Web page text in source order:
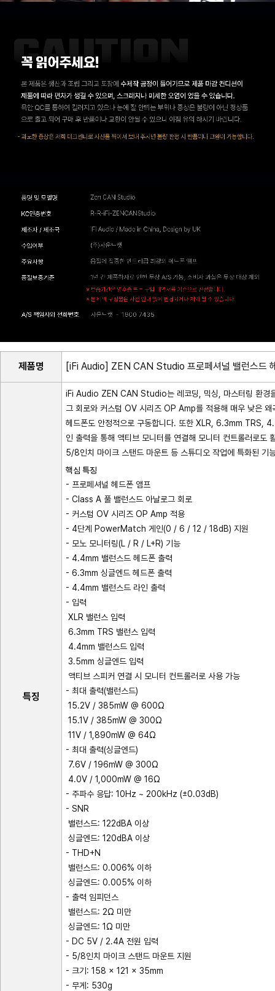
제품명 [iFi Audio] ZEN CAN Studio 프로페셔널 밸런스드
특징
iFi Audio ZEN CAN Studio는 레코딩, 믹싱, 마스터링 환경
그 회로와 커스텀 OV 시리즈 OP Amp를 적용해 매우 낮은
헤드폰도 안정적으로 구동합니다. 또한 XLR, 6.3mm TRS,
인 출력을 통해 액티브 모니터를 연결해 모니터 컨트롤러로
5/8인치 마이크 스탠드 마운트 등 스튜디오 작업에 특화된 기
핵심 특징
- 프로페셔널 헤드폰 앰프
- Class A 풀 밸런스드 아날로그 회로
- 커스텀 OV 시리즈 OP Amp 적용
- 4단계 PowerMatch 게인(0 / 6 / 12 / 18dB) 지원
- 모노 모니터링(L / R / L+R) 기능
- 4.4mm 밸런스드 헤드폰 출력
- 6.3mm 싱글엔드 헤드폰 출력
- 4.4mm 밸런스드 라인 출력
- 입력
XLR 밸런스 입력
6.3mm TRS 밸런스 입력
4.4mm 밸런스드 입력
3.5mm 싱글엔드 입력
액티브 스피커 연결 시 모니터 컨트롤러로 사용 가능
- 최대 출력(밸런스드)
15.2V / 385mW @ 600Ω
15.1V / 385mW @ 300Ω
11V / 1,890mW @ 64Ω
- 최대 출력(싱글엔드)
7.6V / 196mW @ 300Ω
4.0V / 1,000mW @ 16Ω
- 주파수 응답: 10Hz ~ 200kHz (±0.03dB)
- SNR
밸런스드: 122dBA 이상
싱글엔드: 120dBA 이상
- THD+N
밸런스드: 0.006% 이하
싱글엔드: 0.005% 이하
- 출력 임피던스
밸런스드: 2Ω 미만
싱글엔드: 1Ω 미만
- DC 5V / 2.4A 전원 입력
- 5/8인치 마이크 스탠드 마운트 지원
- 크기: 158 × 121 × 35mm
- 무게: 530g